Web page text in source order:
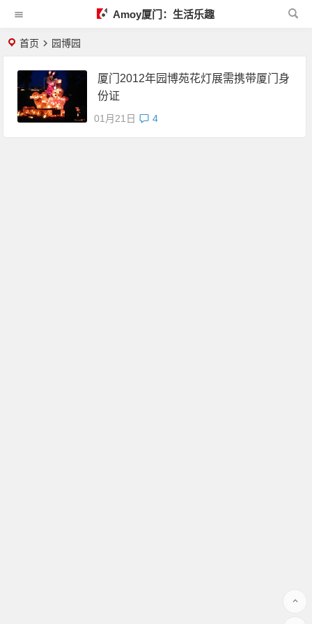
Amoy厦门：生活乐趣
首页 园博园
厦门2012年园博苑花灯展需携带厦门身
份证
01月21日 4